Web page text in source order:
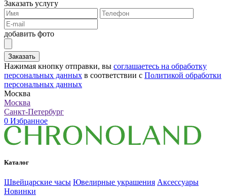
Заказать услугу
добавить фото
Заказать
Нажимая кнопку отправки, вы соглашаетесь на обработку
персональных данных в соответствии с Политикой обработки
персональных данных
Москва
Москва
Санкт-Петербург
0 Избранное
Каталог
Швейцарские часы Ювелирные украшения Аксессуары
Новинки